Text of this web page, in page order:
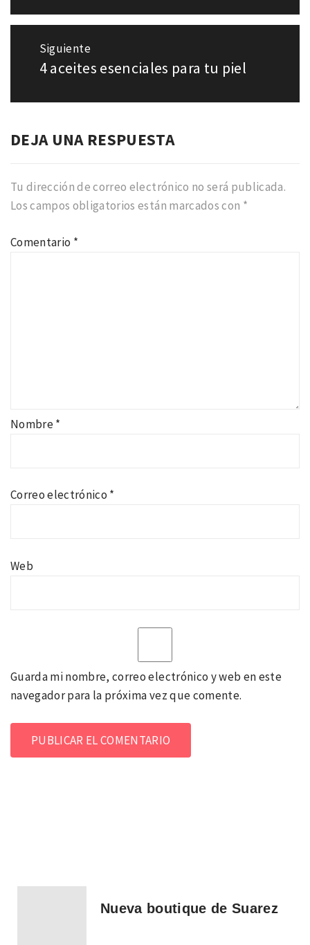
Siguiente
Entrada
4 aceites esenciales para tu piel
DEJA UNA RESPUESTA
Tu dirección de correo electrónico no será publicada.
Los campos obligatorios están marcados con *
Comentario *
Nombre*
Correo electrónico *
Web
Guarda mi nombre, correo electrónico y web en este
navegador para la próxima vez que comente.
Nueva boutique de Suarez